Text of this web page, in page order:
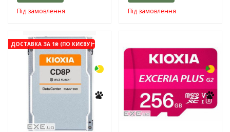
Під замовлення Під замовлення
ДОСТАВКА ЗА 1₴ (ПО КИЄВУ)-3%